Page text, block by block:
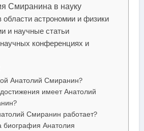
Смиранина в науку
астрономии и физики
и научные статьи
конференциях и
Анатолий Смиранин?
имеет Анатолий
Смиранин работает?
биография Анатолия